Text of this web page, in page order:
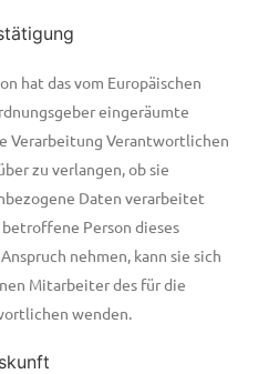
hat das vom Europäischen
eingeräumte
Verarbeitung Verantwortlichen
zu verlangen, ob sie
Daten verarbeitet
Person dieses
nehmen, kann sie sich
Mitarbeiter des für die
wenden.